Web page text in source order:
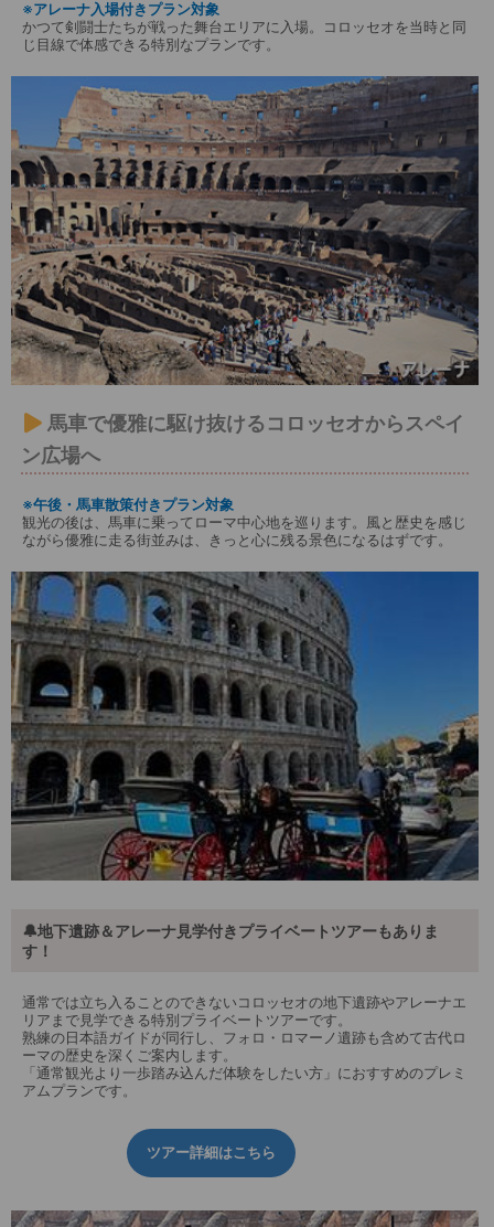
※アレーナ入場付きプラン対象
かつて剣闘士たちが戦った舞台エリアに入場。コロッセオを当時と同
じ目線で体感できる特別なプランです。
馬車で優雅に駆け抜けるコロッセオからスペイ
ン広場へ
※午後・馬車散策付きプラン対象
観光の後は、馬車に乗ってローマ中心地を巡ります。風と歴史を感じ
ながら優雅に走る街並みは、きっと心に残る景色になるはずです。
🔔地下遺跡＆アレーナ見学付きプライベートツアーもありま
す！
通常では立ち入ることのできないコロッセオの地下遺跡やアレーナエ
リアまで見学できる特別プライベートツアーです。
熟練の日本語ガイドが同行し、フォロ・ロマーノ遺跡も含めて古代ロ
ーマの歴史を深くご案内します。
「通常観光より一歩踏み込んだ体験をしたい方」におすすめのプレミ
アムプランです。
ツアー詳細はこちら